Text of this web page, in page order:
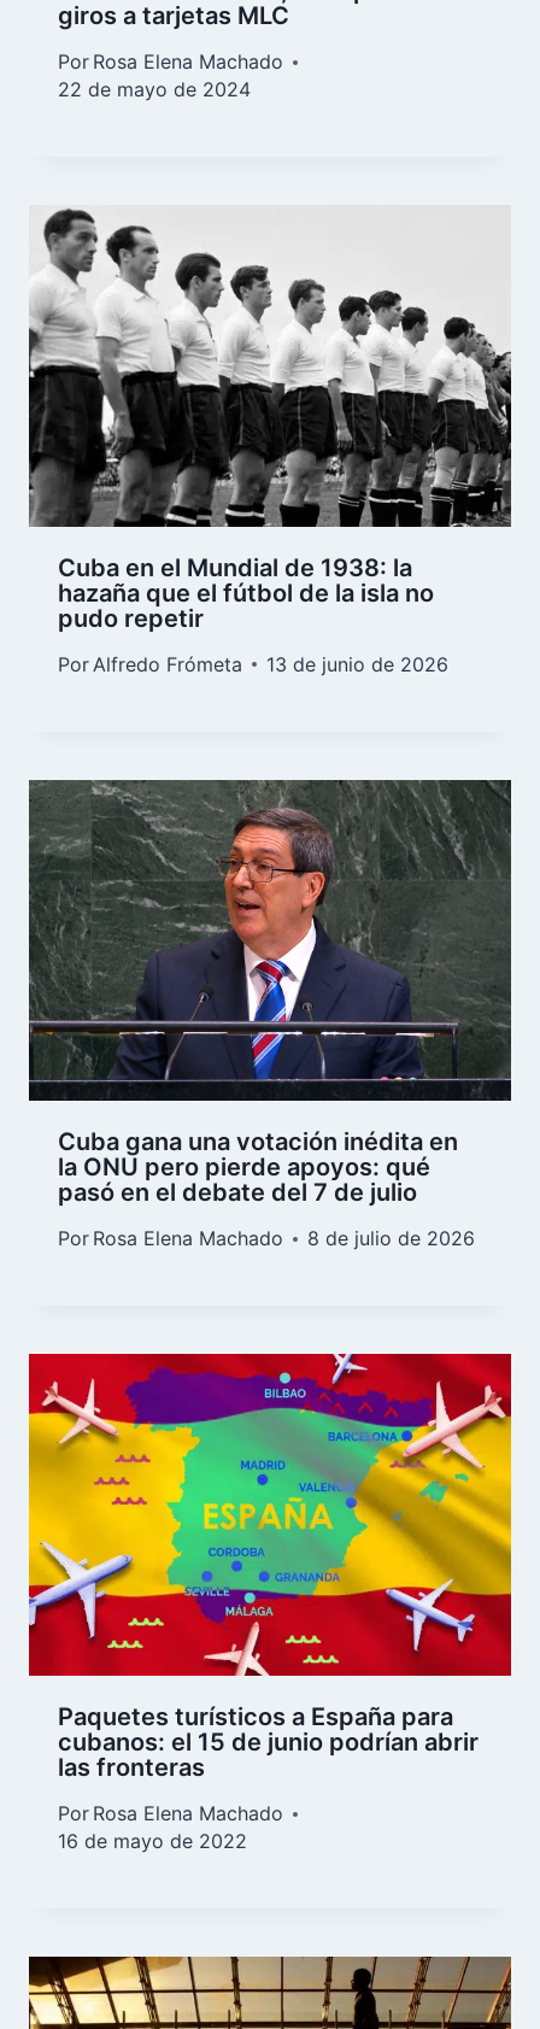
giros a tarjetas MLC
Por Rosa Elena Machado
22 de mayo de 2024
Cuba en el Mundial de 1938: la
hazaña que el fútbol de la isla no
pudo repetir
Por Alfredo Frómeta 13 de junio de 2026
Cuba gana una votación inédita en
la ONU pero pierde apoyos: qué
pasó en el debate del 7 de julio
Por Rosa Elena Machado 8 de julio de 2026
Paquetes turísticos a España para
cubanos: el 15 de junio podrían abrir
las fronteras
Por Rosa Elena Machado
16 de mayo de 2022